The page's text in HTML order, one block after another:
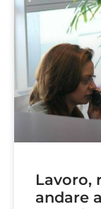
Lavoro,
andare